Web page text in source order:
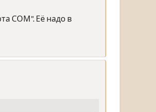
СОМ". Её надо в